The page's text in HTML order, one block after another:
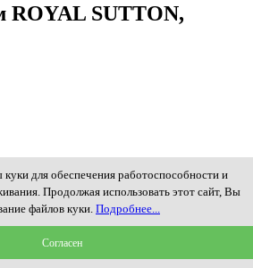
ROYAL SUTTON,
для обеспечения работоспособности и
Продолжая использовать этот сайт, Вы
файлов куки. Подробнее...
Согласен